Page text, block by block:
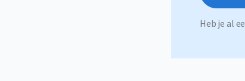
Heb je al